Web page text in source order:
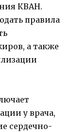
КВАН.
правила
а также
у врача,
сердечно-